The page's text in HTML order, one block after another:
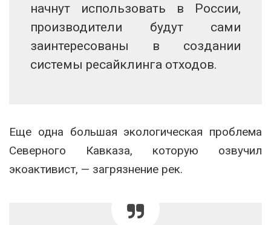
начнут использовать в России,
производители будут сами
заинтересованы в создании
системы ресайклинга отходов.
Еще одна большая экологическая проблема
Северного Кавказа, которую озвучил
экоактивист, — загрязнение рек.